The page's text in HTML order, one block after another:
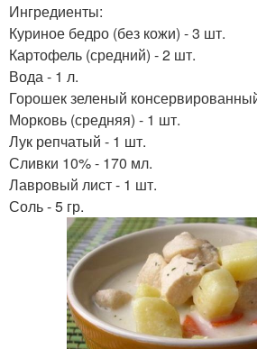
Ингредиенты:
Куриное бедро (без кожи) - 3 шт.
Картофель (средний) - 2 шт.
Вода - 1 л.
Горошек зеленый
Морковь (средняя) - 1 шт.
Лук репчатый - 1 шт.
Сливки 10% - 170 мл.
Лавровый лист - 1 шт.
Соль - 5 гр.